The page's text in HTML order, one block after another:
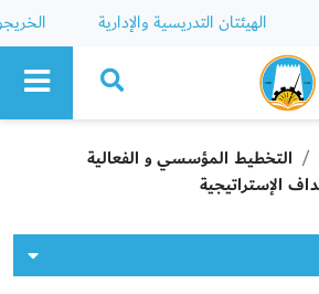
الهيئتان التدريسية والإدارية
التخطيط المؤسسي و الفعالية
الإستراتيجية